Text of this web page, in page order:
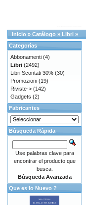
Inicio » Catálogo » Libri »
Categorías
Abbonamenti (4)
Libri (2492)
Libri Scontati 30% (30)
Promozioni (19)
Riviste-> (142)
Gadgets (2)
Fabricantes
Búsqueda Rápida
Use palabras clave para
encontrar el producto que
busca.
Búsqueda Avanzada
Que es lo Nuevo ?